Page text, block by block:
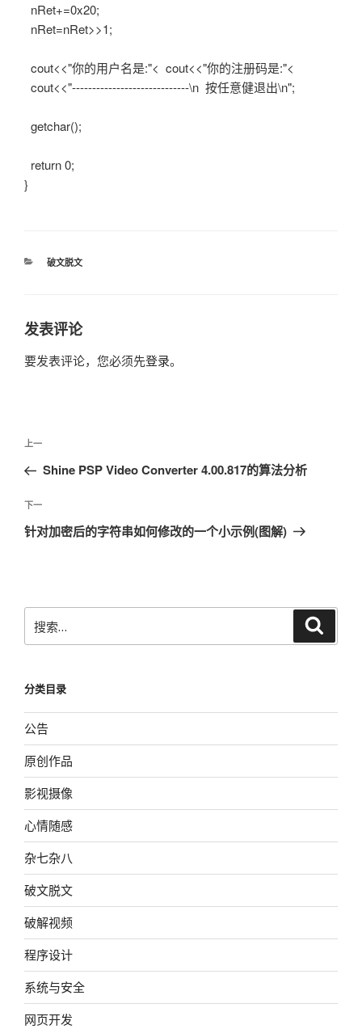
nRet+=0x20;
nRet=nRet>>1;
cout<<"你的用户名是:"< cout<<"你的注册码是:"<
cout<<"-----------------------------\n 按任意健退出\n";
getchar();
return 0;
}
分
破文脱文
发表评论
要发表评论，您必须先登录。
文
导
航
上
一
文
章
上一
Shine PSP Video Converter 4.00.817的算法分析
下
一
下一
针对加密后的字符串如何修改的一个小示例(图解)
搜
索：
分类目录
公告
原创作品
影视摄像
心情随感
杂七杂八
破文脱文
破解视频
程序设计
系统与安全
网页开发